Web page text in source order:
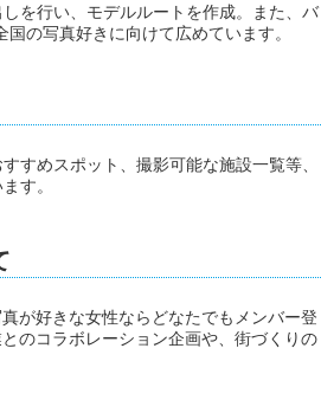
を行い、モデルルートを作成。また、バ
の写真好きに向けて広めています。
すめスポット、撮影可能な施設一覧等、
す。
が好きな女性ならどなたでもメンバー登
のコラボレーション企画や、街づくりの